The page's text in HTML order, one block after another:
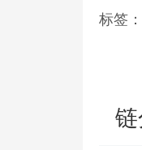
标签：